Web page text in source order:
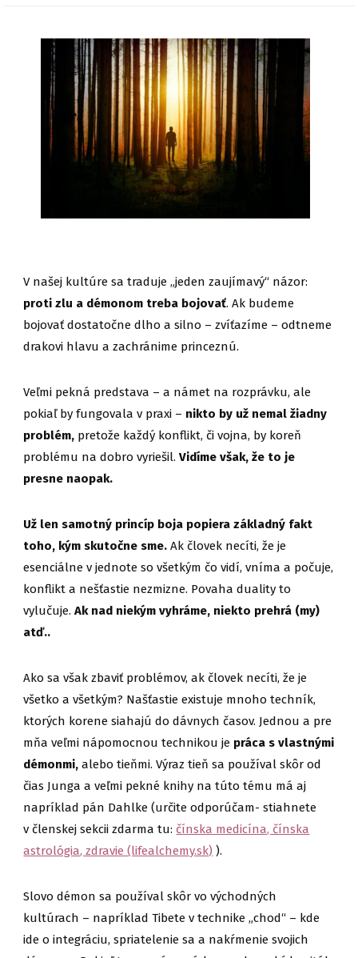
V našej kultúre sa traduje „jeden zaujímavý“ názor:
proti zlu a démonom treba bojovať. Ak budeme
bojovať dostatočne dlho a silno – zvíťazíme – odtneme
drakovi hlavu a zachránime princeznú.
Veľmi pekná predstava – a námet na rozprávku, ale
pokiaľ by fungovala v praxi – nikto by už nemal žiadny
problém, pretože každý konflikt, či vojna, by koreň
problému na dobro vyriešil.Vidíme však, že to je
presne naopak.
Už len samotný princíp boja popiera základný fakt
toho, kým skutočne sme. Ak človek necíti, že je
esenciálne v jednote so všetkým čo vidí, vníma a počuje,
konflikt a nešťastie nezmizne. Povaha duality to
vylučuje.Ak nad niekým vyhráme, niekto prehrá (my)
atď..
Ako sa však zbaviť problémov, ak človek necíti, že je
všetko a všetkým? Našťastie existuje mnoho techník,
ktorých korene siahajú do dávnych časov. Jednou a pre
mňa veľmi nápomocnou technikou je práca s vlastnými
démonmi, alebo tieňmi. Výraz tieň sa používal skôr od
čias Junga a veľmi pekné knihy na túto tému má aj
napríklad pán Dahlke (určite odporúčam- stiahnete
v členskej sekcii zdarma tu: čínska medicína, čínska
astrológia, zdravie (lifealchemy.sk) ).
Slovo démon sa používal skôr vo východných
kultúrach – napríklad Tibete v technike „chod“ – kde
ide o integráciu, spriatelenie sa a nakŕmenie svojich